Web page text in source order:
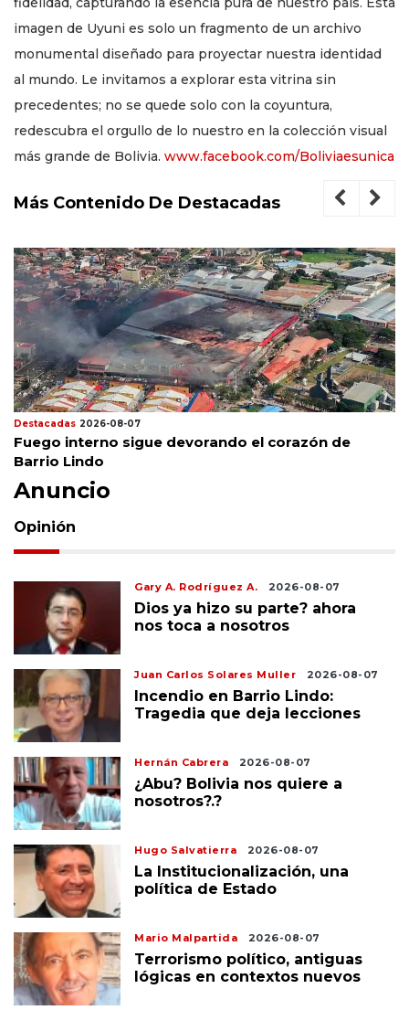
imagen de Uyuni es solo un fragmento de un archivo
monumental diseñado para proyectar nuestra identidad
al mundo. Le invitamos a explorar esta vitrina sin
precedentes; no se quede solo con la coyuntura,
redescubra el orgullo de lo nuestro en la colección visual
más grande de Bolivia. www.facebook.com/Boliviaesunica
Más Contenido De Destacadas
Destacadas 2026-08-07
Fuego interno sigue devorando el corazón de
Barrio Lindo
Anuncio
Opinión
Gary A. Rodríguez A. 2026-08-07
Dios ya hizo su parte? ahora
nos toca a nosotros
Juan Carlos Solares Muller 2026-08-07
Incendio en Barrio Lindo:
Tragedia que deja lecciones
Hernán Cabrera 2026-08-07
¿Abu? Bolivia nos quiere a
nosotros?.?
Hugo Salvatierra 2026-08-07
La Institucionalización, una
política de Estado
Mario Malpartida 2026-08-07
Terrorismo político, antiguas
lógicas en contextos nuevos